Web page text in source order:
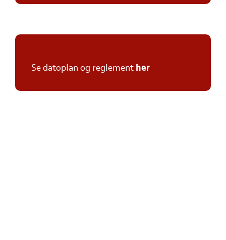
Se datoplan og reglement her